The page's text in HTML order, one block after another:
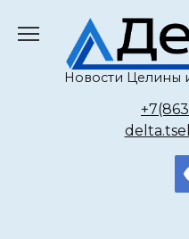
содержанию
Новости Целины